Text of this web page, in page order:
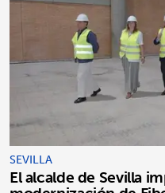
SEVILLA
El alcalde de Sevilla